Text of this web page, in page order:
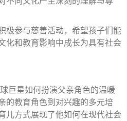
极参与慈善活动，希望孩子们能
化和教育影响中成长为具有社会
巨星如何扮演父亲角色的温暖
的教育角色到对兴趣的多元培
儿方式展现了他如何在现代社会